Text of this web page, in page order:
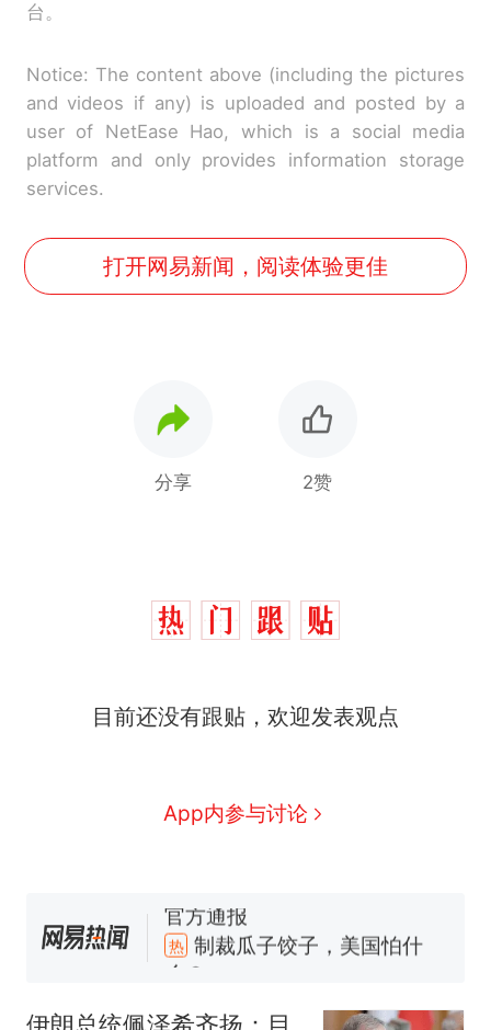
台。
Notice: The content above (including the pictures
and videos if any) is uploaded and posted by a
user of NetEase Hao, which is a social media
platform and only provides information storage
services.
打开网易新闻，阅读体验更佳
分享 2赞
目前还没有跟贴，欢迎发表观点
App内参与讨论
么？
新
那个在床头放菜刀的女孩，
号，仅凭视频评出？中国烹饪
140多朵
美国渔民钓获鲨鱼徒手将其拽
热
制裁瓜子饺子，美国怕什
么？